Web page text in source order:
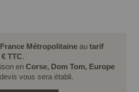
Métropolitaineau tarif
TTC.
en Corse, Dom Tom, Europe
vous sera établi.